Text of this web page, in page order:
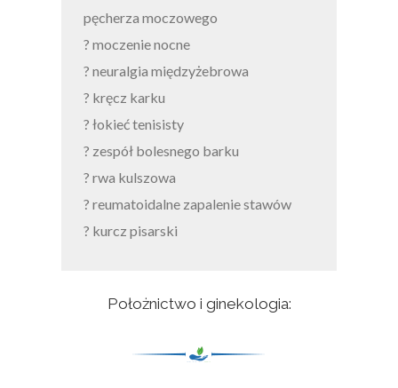
pęcherza moczowego
? moczenie nocne
? neuralgia międzyżebrowa
? kręcz karku
? łokieć tenisisty
? zespół bolesnego barku
? rwa kulszowa
? reumatoidalne zapalenie stawów
? kurcz pisarski
Położnictwo i ginekologia: